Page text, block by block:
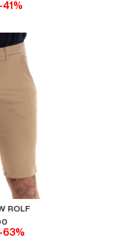
-41%
ROLF
-63%